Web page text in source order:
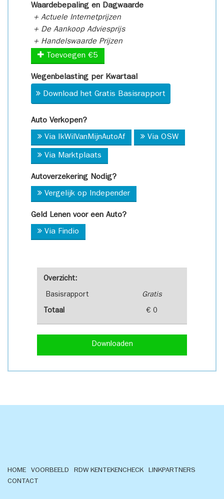
Overzicht:
Basisrapport Gratis
Totaal € 0
Downloaden
Waardebepaling en Dagwaarde
+ Actuele Internetprijzen
+ De Aankoop Adviesprijs
+ Handelswaarde Prijzen
Toevoegen €5
Wegenbelasting per Kwartaal
Download het Gratis Basisrapport
Auto Verkopen?
Via IkWilVanMijnAutoAf Via OSW
Via Marktplaats
Autoverzekering Nodig?
Vergelijk op Independer
Geld Lenen voor een Auto?
Via Findio
HOME VOORBEELD RDW KENTEKENCHECK
LINKPARTNERS
CONTACT